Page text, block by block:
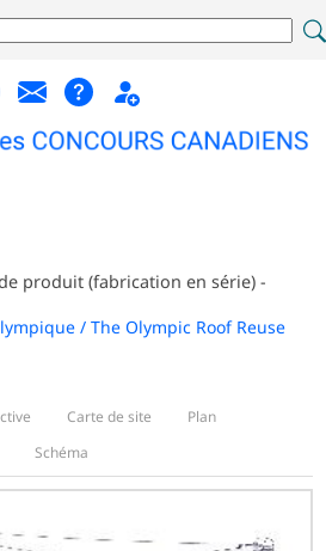
produit (fabrication en série) -
/ The Olympic Roof Reuse
Carte de site
Plan
Schéma